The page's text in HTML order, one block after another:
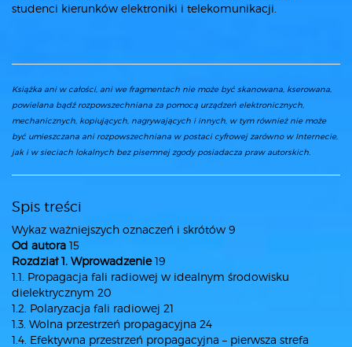
studenci kierunków elektroniki i telekomunikacji.
Książka ani w całości, ani we fragmentach nie może być skanowana, kserowana,
powielana bądź rozpowszechniana za pomocą urządzeń elektronicznych,
mechanicznych, kopiujących, nagrywających i innych, w tym również nie może
być umieszczana ani rozpowszechniana w postaci cyfrowej zarówno w Internecie,
jak i w sieciach lokalnych bez pisemnej zgody posiadacza praw autorskich.
Spis treści
Wykaz ważniejszych oznaczeń i skrótów 9
Od autora 15
Rozdział 1. Wprowadzenie19
1.1. Propagacja fali radiowej w idealnym środowisku
dielektrycznym 20
1.2. Polaryzacja fali radiowej 21
1.3. Wolna przestrzeń propagacyjna 24
1.4. Efektywna przestrzeń propagacyjna – pierwsza strefa